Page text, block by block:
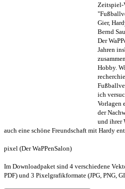
Zeitspiel-
Gier,
Bernd
Der
Jahren
Hobby.
ich
Vorlagen
der
und ihrer
auch eine schöne Freundschaft mit Hardy
pixel (Der WaPPenSalon)
Im Downloadpaket sind 4 verschiedene
PDF) und 3 Pixelgrafikformate (JPG, PNG,